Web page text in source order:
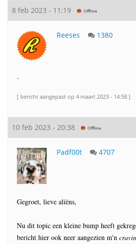
8 feb 2023 - 11:19
Reeses 1380
-
[ bericht aangepast op 4 maart 2023 - 14:58 ]
10 feb 2023 - 20:38
Padf00t 4707
Gegroet, lieve aliëns,
Nu dit topic een kleine bump heeft
bericht hier ook neer aangezien m'n